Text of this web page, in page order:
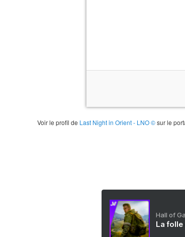
Voir le profil de Last Night in Orient - LNO ©sur le
Hall of
La